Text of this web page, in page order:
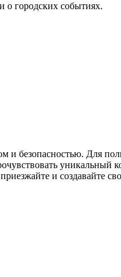
о городских событиях.
и безопасностью. Для
уникальный
и создавайте